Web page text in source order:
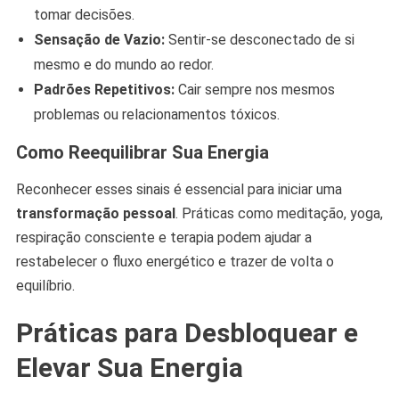
tomar decisões.
Sensação de Vazio:Sentir-se desconectado de si
mesmo e do mundo ao redor.
Padrões Repetitivos:Cair sempre nos mesmos
problemas ou relacionamentos tóxicos.
Como Reequilibrar Sua Energia
Reconhecer esses sinais é essencial para iniciar uma
transformação pessoal. Práticas como meditação, yoga,
respiração consciente e terapia podem ajudar a
restabelecer o fluxo energético e trazer de volta o
equilíbrio.
Práticas para Desbloquear e
Elevar Sua Energia